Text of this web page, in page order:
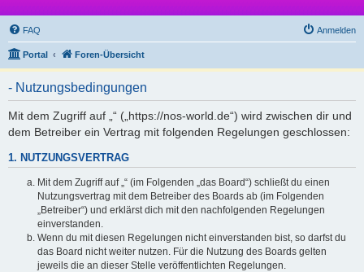
FAQ Anmelden
Portal Foren-Übersicht
- Nutzungsbedingungen
Mit dem Zugriff auf „“ („https://nos-world.de“) wird zwischen dir und
dem Betreiber ein Vertrag mit folgenden Regelungen geschlossen:
1. NUTZUNGSVERTRAG
Mit dem Zugriff auf „“ (im Folgenden „das Board“) schließt du einen
Nutzungsvertrag mit dem Betreiber des Boards ab (im Folgenden
„Betreiber“) und erklärst dich mit den nachfolgenden Regelungen
einverstanden.
Wenn du mit diesen Regelungen nicht einverstanden bist, so darfst du
das Board nicht weiter nutzen. Für die Nutzung des Boards gelten
jeweils die an dieser Stelle veröffentlichten Regelungen.